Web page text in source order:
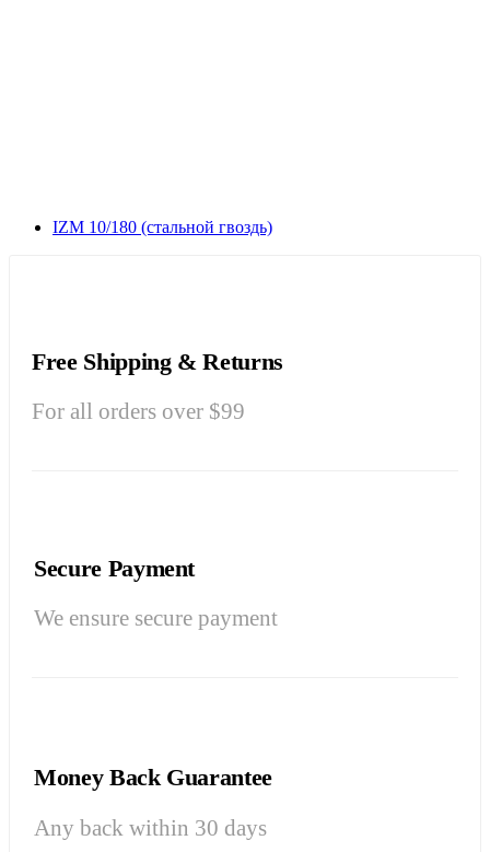
IZM 10/180 (стальной гвоздь)
Free Shipping & Returns
For all orders over $99
Secure Payment
We ensure secure payment
Money Back Guarantee
Any back within 30 days